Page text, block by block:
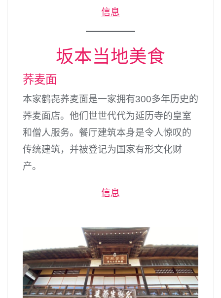
信息
坂本当地美食
荞麦面
本家鹤㐂荞麦面是一家拥有300多年历史的
荞麦面店。他们世世代代为延历寺的皇室
和僧人服务。餐厅建筑本身是令人惊叹的
传统建筑，并被登记为国家有形文化财
产。
信息